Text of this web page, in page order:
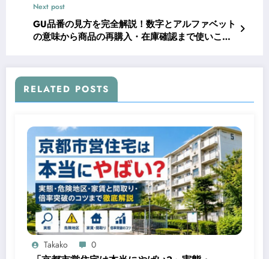
Next post
GU品番の見方を完全解説！数字とアルファベット
の意味から商品の再購入・在庫確認まで使いこな
RELATED POSTS
Takako 0